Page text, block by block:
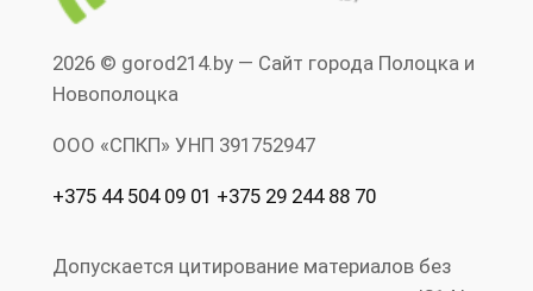
2026 © gorod214.by — Сайт города Полоцка и
Новополоцка
ООО «СПКП» УНП ‎391752947
+375 44 504 09 01 +375 29 244 88 70
Допускается цитирование материалов без